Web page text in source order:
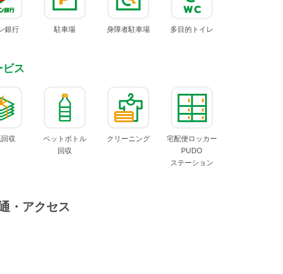
銀行 駐車場 身障者駐車場 多目的 トイレ
ビス
収
ペットボトル
回収
クリーニング
宅配便ロッカー
PUDO
ステーション
・アクセス